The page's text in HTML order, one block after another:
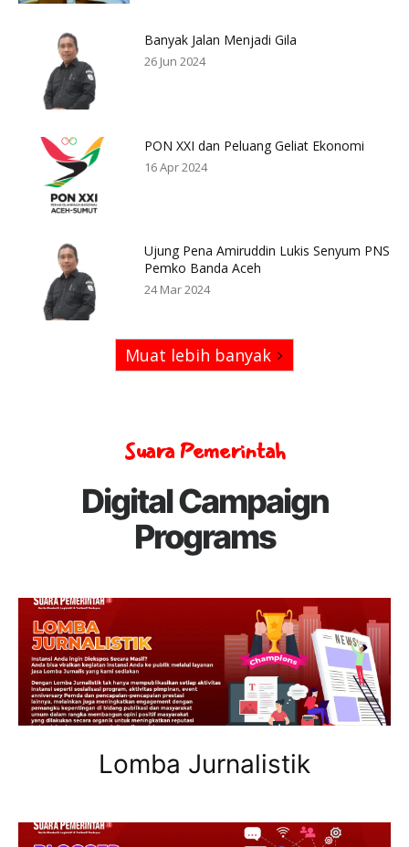
Banyak Jalan Menjadi Gila
26 Jun 2024
PON XXI dan Peluang Geliat Ekonomi
16 Apr 2024
Ujung Pena Amiruddin Lukis Senyum PNS
Pemko Banda Aceh
24 Mar 2024
Muat lebih banyak
Suara Pemerintah
Digital Campaign
Programs
Lomba Jurnalistik